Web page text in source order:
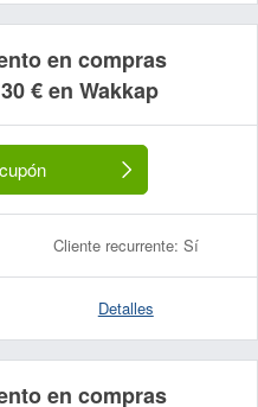
en compras
€ en Wakkap
Cliente recurrente: Sí
Detalles
en compras